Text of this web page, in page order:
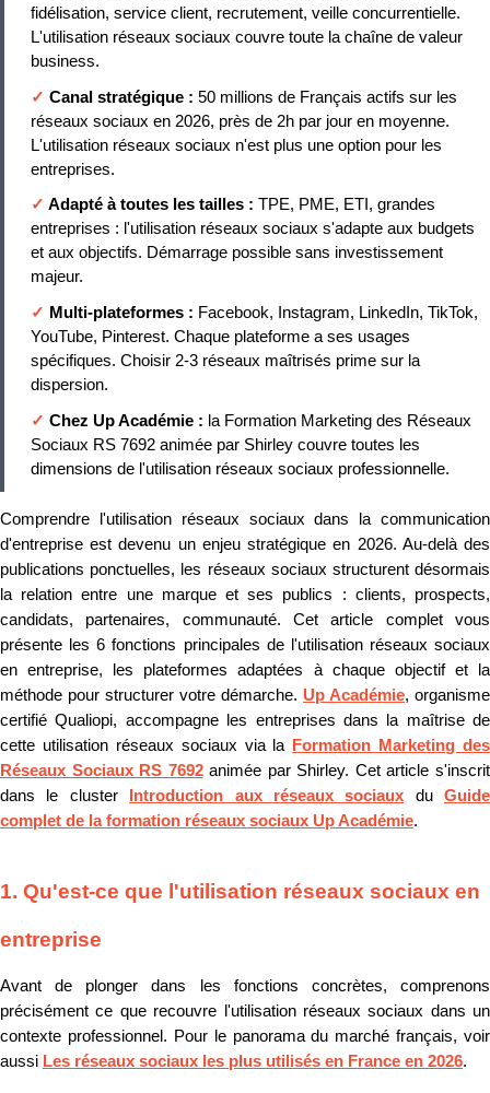
fidélisation, service client, recrutement, veille concurrentielle.
L'utilisation réseaux sociaux couvre toute la chaîne de valeur
business.
✓ Canal stratégique : 50 millions de Français actifs sur les
réseaux sociaux en 2026, près de 2h par jour en moyenne.
L'utilisation réseaux sociaux n'est plus une option pour les
entreprises.
✓ Adapté à toutes les tailles : TPE, PME, ETI, grandes
entreprises : l'utilisation réseaux sociaux s'adapte aux budgets
et aux objectifs. Démarrage possible sans investissement
majeur.
✓ Multi-plateformes : Facebook, Instagram, LinkedIn, TikTok,
YouTube, Pinterest. Chaque plateforme a ses usages
spécifiques. Choisir 2-3 réseaux maîtrisés prime sur la
dispersion.
✓ Chez Up Académie : la Formation Marketing des Réseaux
Sociaux RS 7692 animée par Shirley couvre toutes les
dimensions de l'utilisation réseaux sociaux professionnelle.
Comprendre l'utilisation réseaux sociaux dans la communication
d'entreprise est devenu un enjeu stratégique en 2026. Au-delà des
publications ponctuelles, les réseaux sociaux structurent désormais
la relation entre une marque et ses publics : clients, prospects,
candidats, partenaires, communauté. Cet article complet vous
présente les 6 fonctions principales de l'utilisation réseaux sociaux
en entreprise, les plateformes adaptées à chaque objectif et la
méthode pour structurer votre démarche. Up Académie, organisme
certifié Qualiopi, accompagne les entreprises dans la maîtrise de
cette utilisation réseaux sociaux via la
Formation Marketing des
Réseaux Sociaux RS 7692animée par Shirley. Cet article s'inscrit
dans le cluster
Introduction aux réseaux sociaux du Guide
complet de la formation réseaux sociaux Up Académie.
1. Qu'est-ce que l'utilisation réseaux sociaux en
entreprise
Avant de plonger dans les fonctions concrètes, comprenons
précisément ce que recouvre l'utilisation réseaux sociaux dans un
contexte professionnel. Pour le panorama du marché français, voir
aussi Les réseaux sociaux les plus utilisés en France en 2026.